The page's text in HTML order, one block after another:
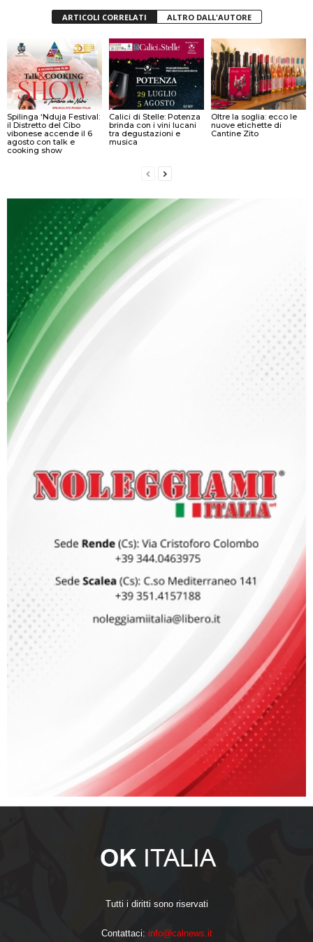
ARTICOLI CORRELATI ALTRO DALL'AUTORE
Spilinga ‘Nduja Festival:
il Distretto del Cibo
vibonese accende il 6
agosto con talk e
cooking show
Calici di Stelle: Potenza
brinda con i vini lucani
tra degustazioni e
musica
Oltre la soglia: ecco le
nuove etichette di
Cantine Zito
Tutti i diritti sono riservati
Contattaci: info@calnews.it